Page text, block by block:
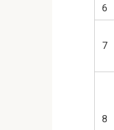
6
7
8